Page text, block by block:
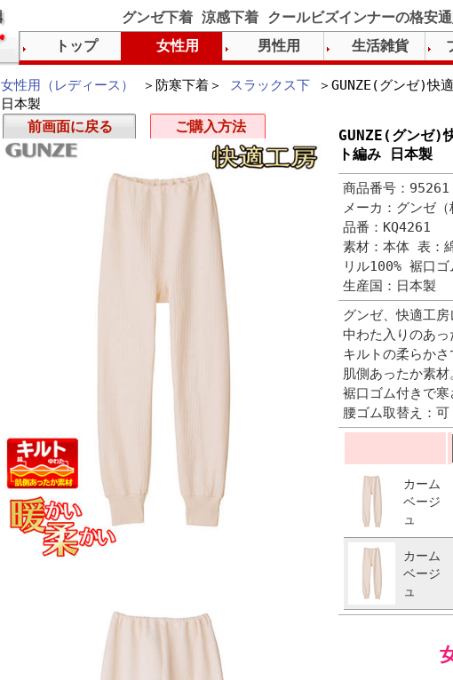
グンゼ下着 涼感下着 クールビズインナーの格安
女性用（レディース） ＞防寒下着＞ スラックス下 ＞GUNZE(グンゼ)快
日本製
GUNZE(グンゼ)
ト編み 日本製
商品番号：95261
メーカ：グンゼ（
品番：KQ4261
素材：本体 表：
リル100% 裾口ゴ
生産国：日本製
グンゼ、快適工房
中わた入りのあっ
キルトの柔らかさ
肌側あったか素材
裾口ゴム付きで寒
腰ゴム取替え：可
カーム
ベージ
ュ
カーム
ベージ
ュ
前画面に戻る ご購入方法
トップ 女性用 男性用 生活雑貨